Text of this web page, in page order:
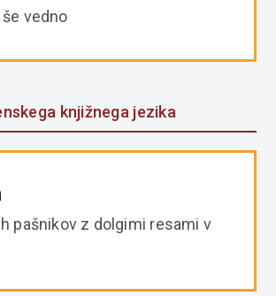
vedno
knjižnega jezika
pašnikov z dolgimi resami v